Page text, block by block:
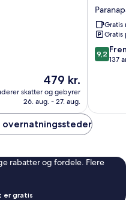
Prisen
479 kr.
479 kr.
skatter og gebyrer
26. aug. - 27. aug.
DE
INNGratis
Gratis
9.2
ud
9,2
137
overnatningssteder
rabatter og fordele. Flere
er gratis